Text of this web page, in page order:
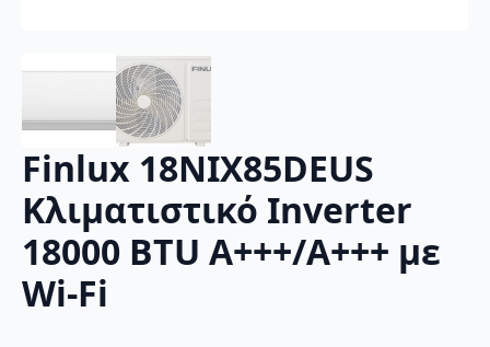
Finlux 18NIX85DEUS
Κλιματιστικό Inverter
18000 BTU A+++/A+++ με
Wi-Fi